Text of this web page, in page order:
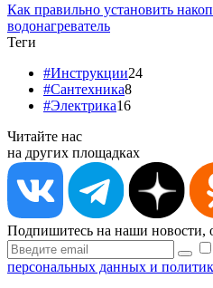
Как правильно установить
водонагреватель
Теги
#Инструкции24
#Сантехника8
#Электрика16
Читайте нас
на других площадках
Подпишитесь на наши новости,
персональных данных и